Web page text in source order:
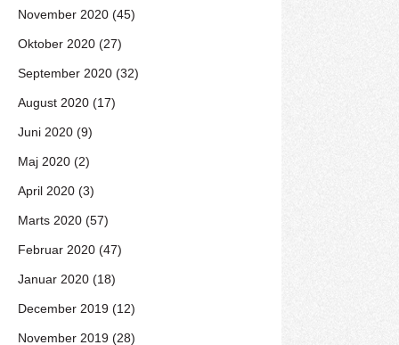
November 2020 (45)
Oktober 2020 (27)
September 2020 (32)
August 2020 (17)
Juni 2020 (9)
Maj 2020 (2)
April 2020 (3)
Marts 2020 (57)
Februar 2020 (47)
Januar 2020 (18)
December 2019 (12)
November 2019 (28)